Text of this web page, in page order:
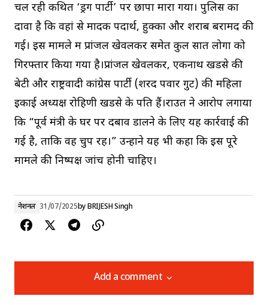
चल रही कथित ‘ड्रग पार्टी’ पर छापा मारा गया। पुलिस का
दावा है कि वहां से मादक पदार्थ, हुक्का और शराब बरामद की
गई। इस मामले में प्रांजल खेवलकर समेत कुल सात लोगों को
गिरफ्तार किया गया है।प्रांजल खेवलकर, एकनाथ खडसे की
बेटी और राष्ट्रवादी कांग्रेस पार्टी (शरद पवार गुट) की महिला
इकाई अध्यक्ष रोहिणी खडसे के पति हैं।राउत ने आरोप लगाया
कि “पूर्व मंत्री के घर पर दबाव डालने के लिए यह कार्रवाई की
गई है, ताकि वह चुप रहें।” उन्होंने यह भी कहा कि इस पूरे
मामले की निष्पक्ष जांच होनी चाहिए।
नेशनल 31/07/2025byBRIJESH Singh
Add a comment
Add a comment